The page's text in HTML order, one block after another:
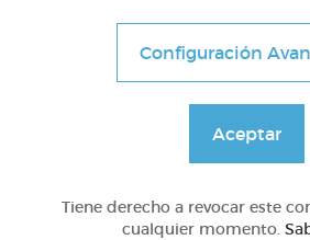
2º Primaria (7-8
Aprendiendo
Configuración
Aceptar
Tiene derecho a revocar este
cualquier momento.